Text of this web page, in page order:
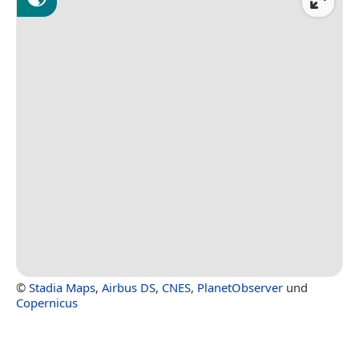
© Stadia Maps, Airbus DS, CNES, PlanetObserver und
Copernicus